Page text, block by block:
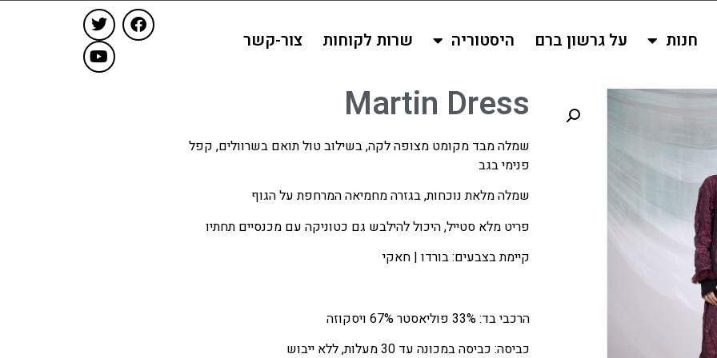
חנות על גרשון ברם היסטוריה שרות לקוחות צור-קשר
Martin Dress
שמלה מבד מקומט מצופה לקה, בשילוב טול תואם בשרוולים, קפל
פנימי בגב
שמלה מלאת נוכחות, בגזרה מחמיאה המרחפת על הגוף
פריט מלא סטייל, היכול להילבש גם כטוניקה עם מכנסיים תחתיו
קיימת בצבעים: בורדו | חאקי
הרכבי בד: 33% פוליאסטר 67% ויסקוזה
כביסה: כביסה במכונה עד 30 מעלות, ללא ייבוש